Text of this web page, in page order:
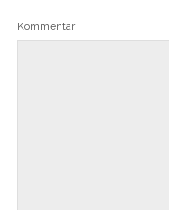
Kommentar